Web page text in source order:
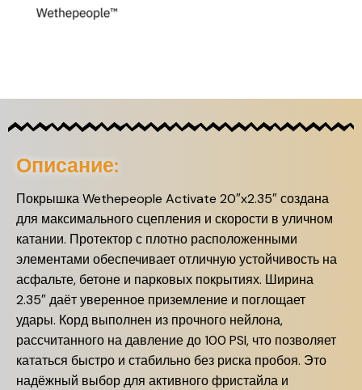
Описание:
Покрышка Wethepeople Activate 20″x2.35″ создана
для максимального сцепления и скорости в уличном
катании. Протектор с плотно расположенными
элементами обеспечивает отличную устойчивость на
асфальте, бетоне и парковых покрытиях. Ширина
2.35″ даёт уверенное приземление и поглощает
удары. Корд выполнен из прочного нейлона,
рассчитанного на давление до 100 PSI, что позволяет
кататься быстро и стабильно без риска пробоя. Это
надёжный выбор для активного фристайла и